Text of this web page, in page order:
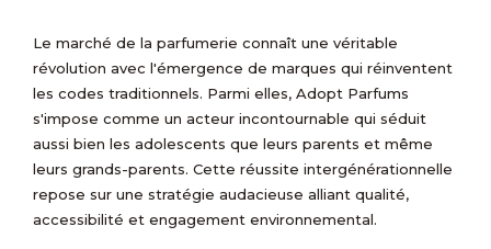
Le marché de la parfumerie connaît une véritable
révolution avec l'émergence de marques qui réinventent
les codes traditionnels. Parmi elles, Adopt Parfums
s'impose comme un acteur incontournable qui séduit
aussi bien les adolescents que leurs parents et même
leurs grands-parents. Cette réussite intergénérationnelle
repose sur une stratégie audacieuse alliant qualité,
accessibilité et engagement environnemental.